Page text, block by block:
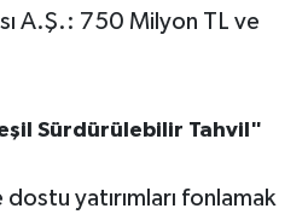
A.Ş.: 750 Milyon TL ve
Sürdürülebilir Tahvil"
yatırımları fonlamak